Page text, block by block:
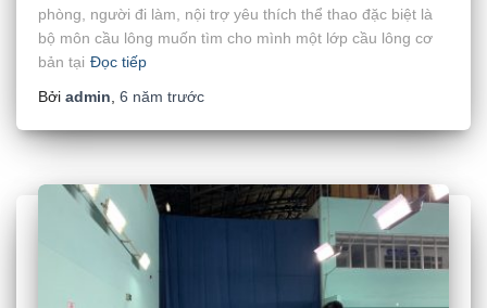
phòng, người đi làm, nội trợ yêu thích thể thao đặc biệt là
bộ môn cầu lông muốn tìm cho mình một lớp cầu lông cơ
bản tại Đọc tiếp
Bởi admin 6 năm trước